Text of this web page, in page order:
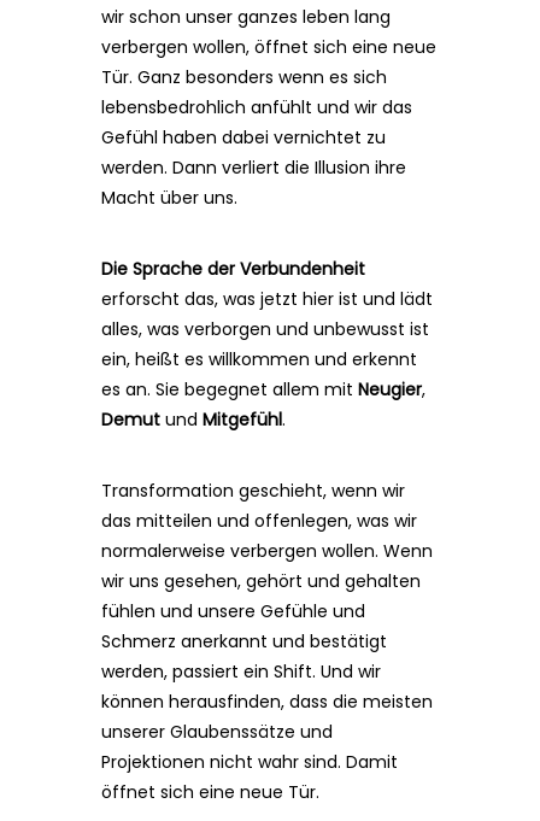
wir schon unser ganzes leben lang
verbergen wollen, öffnet sich eine neue
Tür. Ganz besonders wenn es sich
lebensbedrohlich anfühlt und wir das
Gefühl haben dabei vernichtet zu
werden. Dann verliert die Illusion ihre
Macht über uns.
Die Sprache der Verbundenheit
erforscht das, was jetzt hier ist und lädt
alles, was verborgen und unbewusst ist
ein, heißt es willkommen und erkennt
es an. Sie begegnet allem mit Neugier,
Demut und Mitgefühl.
Transformation geschieht, wenn wir
das mitteilen und offenlegen, was wir
normalerweise verbergen wollen. Wenn
wir uns gesehen, gehört und gehalten
fühlen und unsere Gefühle und
Schmerz anerkannt und bestätigt
werden, passiert ein Shift. Und wir
können herausfinden, dass die meisten
unserer Glaubenssätze und
Projektionen nicht wahr sind. Damit
öffnet sich eine neue Tür.